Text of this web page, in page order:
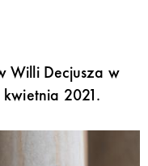
Willi Decjusza w
2021.